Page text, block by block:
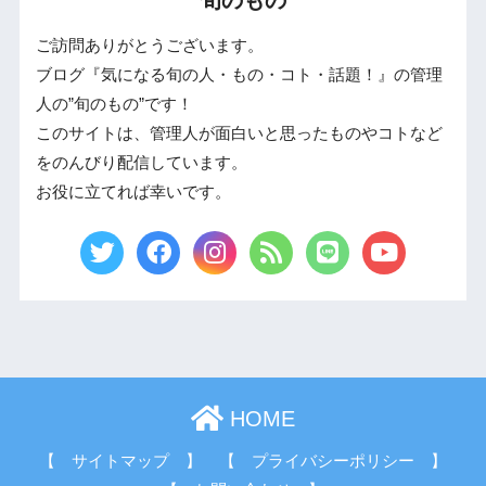
ご訪問ありがとうございます。
ブログ『気になる旬の人・もの・コト・話題！』の管理
人の”旬のもの”です！
このサイトは、管理人が面白いと思ったものやコトなど
をのんびり配信しています。
お役に立てれば幸いです。
HOME
【 サイトマップ 】
【 プライバシーポリシー 】